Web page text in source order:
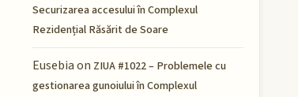
Securizarea accesului în Complexul
Rezidențial Răsărit de Soare
Eusebiaon ZIUA #1022 – Problemele cu
gestionarea gunoiului în Complexul